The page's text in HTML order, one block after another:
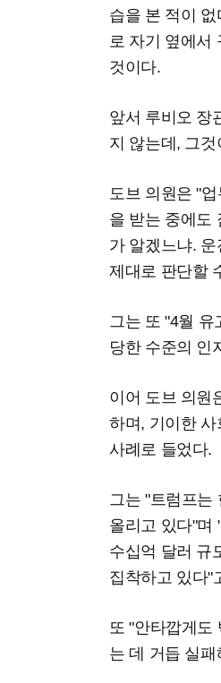
습을 본 적이
로 자기 옆에서
것이다.
앞서 루비오 장
지 않는데, 그
도브 의원은 "
을 받는 중에도
가 알겠느냐.
제대로 판단할
그는 또 "4월
당한 수준의 인
이어 도브 의원
하며, 기이한
사례로 들었다.
그는 "트럼프는
올리고 있다"며
수십억 달러 규
집착하고 있다"
또 "안타깝게도
는 데 거듭 실